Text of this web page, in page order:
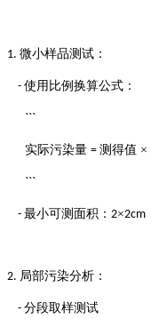
1. 微小样品测试：
- 使用比例换算公式：
```
实际污染量 = 测得值 ×
```
- 最小可测面积： 2×2cm
2. 局部污染分析：
- 分段取样测试